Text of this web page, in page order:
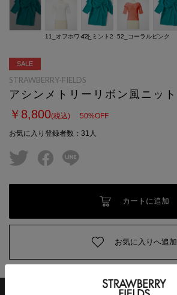
11_オフホワイト42_ミント2 52_コーラルピンク
SALE
STRAWBERRY-FIELDS
アシンメトリーリボン風ニット
￥8,800(税込) 50%OFF
お気に入り登録者数 ： 31 人
twitter facebook
カートに追加
お気に入りへ追加